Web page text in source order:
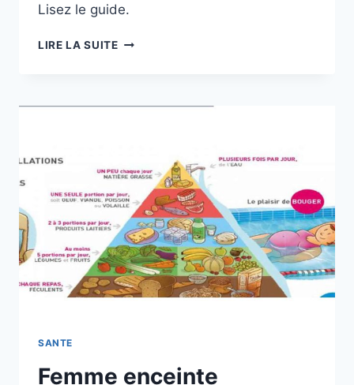
Lisez le guide.
LIRE LA SUITENEMS
BONNES
EN
TOUTE
SÉCURITÉ
SANTE
Femme enceinte